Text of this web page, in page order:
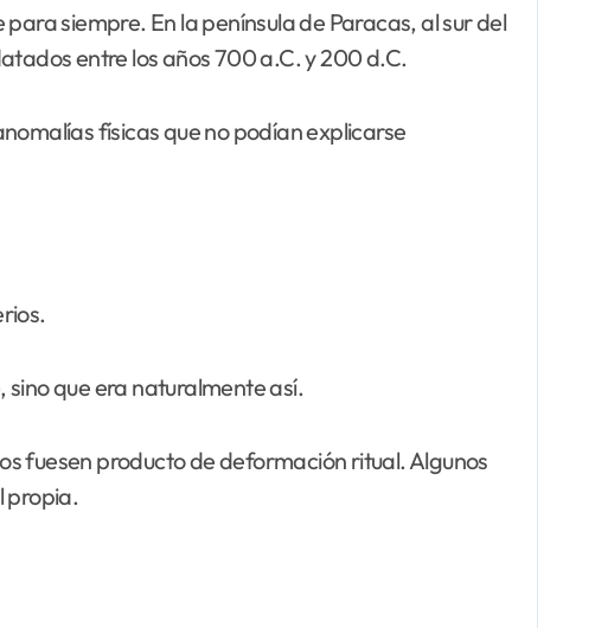
siempre. En la península de Paracas, al sur del
entre los años 700 a.C. y 200 d.C.
físicas que no podían explicarse
que era naturalmente así.
fuesen producto de deformación ritual. Algunos
propia.